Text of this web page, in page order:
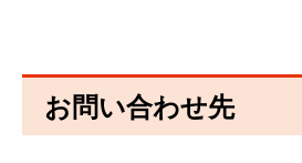
お問い合わせ先